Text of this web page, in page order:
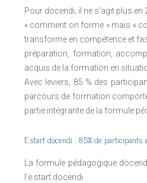
Pour docendi, il ne s’agit plus
« comment on forme » mais «
transforme en compétence et
préparation, formation,
acquis de la formation en
Avec leviers, 85 % des
parcours de formation
partie intégrante de la formule
E.start docendi : 85% de participants
La formule pédagogique
l’e.start docendi.